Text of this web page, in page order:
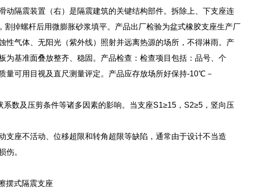
隔震装置（右）是隔震建筑的关键结构部件。拆除上、下支座连
掉螺杆后用微膨胀砂浆填平。产品出厂检验为盆式橡胶支座生产厂
气体、无阳光（紫外线）照射并远离热源的场所，不得淋雨。产
基准面叠放整齐、稳固。产品检查：检查项目包括：品号、个
量可用目视及直尺测量评定。产品应存放场所好保持-10℃－
数及压剪条件等诸多因素的影响。当支座S1≥15，S2≥5，竖向压
座不活动、位移超限和转角超限等缺陷，通常由于设计不当造
伤。
摆式隔震支座